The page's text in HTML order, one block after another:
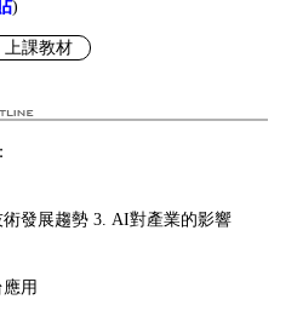
)
上課教材
發展趨勢 3. AI對產業的影響
用